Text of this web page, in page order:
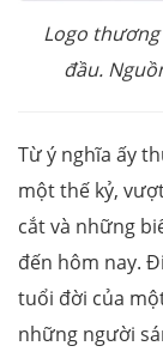
Logo
đầu.
Từ ý nghĩa ấy
một thế kỷ,
cắt và những
đến hôm nay.
tuổi đời của
những người